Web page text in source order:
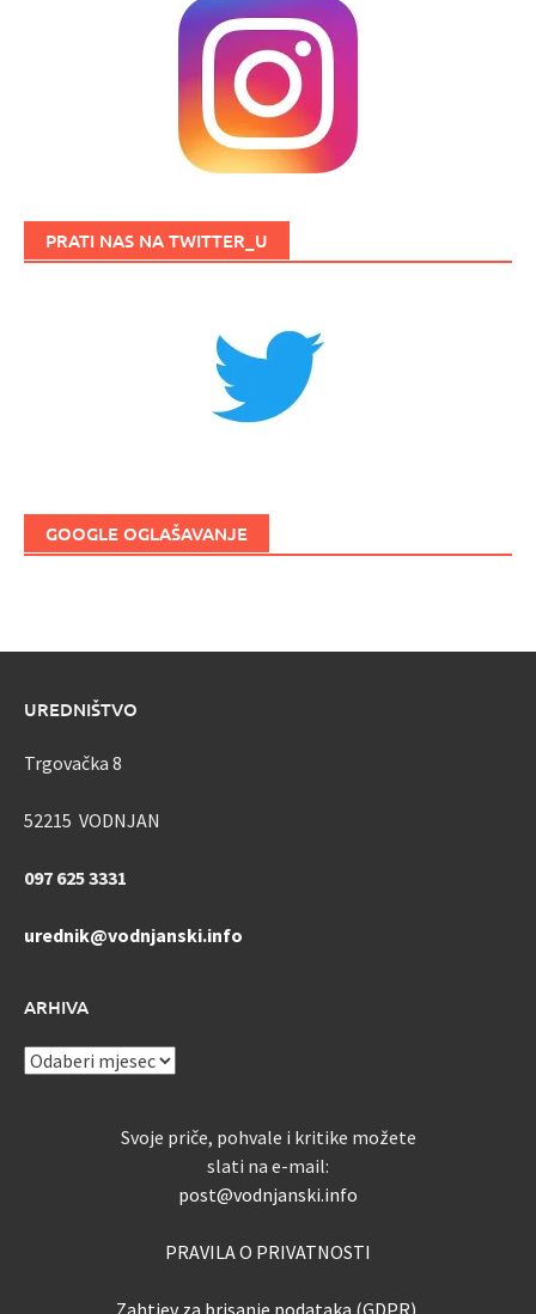
PRATI NAS NA TWITTER_U
GOOGLE OGLAŠAVANJE
UREDNIŠTVO
Trgovačka 8
52215 VODNJAN
097 625 3331
urednik@vodnjanski.info
ARHIVA
ARHIVA
Svoje priče, pohvale i kritike možete
slati na e-mail:
post@vodnjanski.info
PRAVILA O PRIVATNOSTI
Zahtjev za brisanje podataka (GDPR)